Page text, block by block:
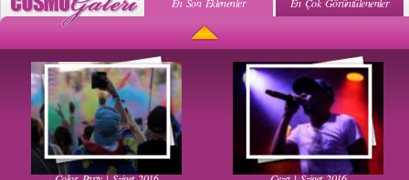
Uyuyan Bebeğe Gangnam Dinletilirse Ne Olur
En Son Eklenenler En Çok Görüntülenenler